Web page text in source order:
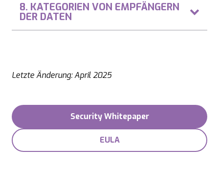
8. KATEGORIEN VON EMPFÄNGERN
DER DATEN
Letzte Änderung: April 2025
Security Whitepaper
EULA